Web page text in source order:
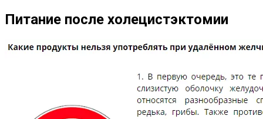
Питание после холецистэктомии